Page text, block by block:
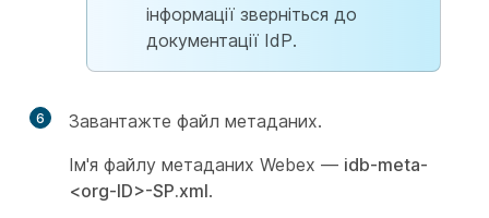
інформації зверніться до
документації IdP.
6
Завантажте файл метаданих.
Ім'я файлу метаданих Webex — idb-meta-
<org-ID>-SP.xml.